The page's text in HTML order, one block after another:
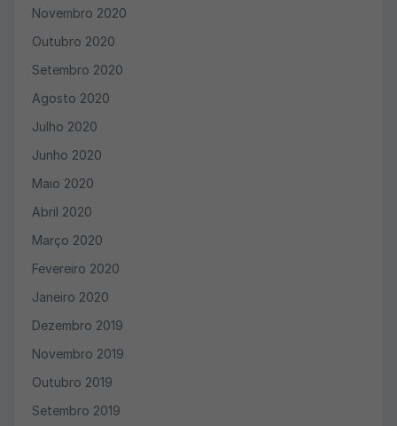
Novembro 2020
Outubro 2020
Setembro 2020
Agosto 2020
Julho 2020
Junho 2020
Maio 2020
Abril 2020
Março 2020
Fevereiro 2020
Janeiro 2020
Dezembro 2019
Novembro 2019
Outubro 2019
Setembro 2019